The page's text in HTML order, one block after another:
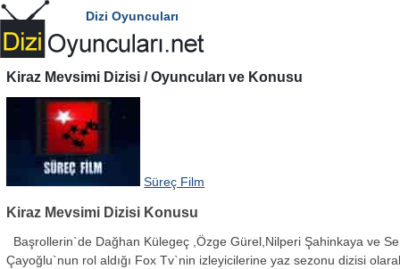
Dizi Oyuncuları
Kiraz Mevsimi Dizisi / Oyuncuları ve Konusu
Süreç Film
Kiraz Mevsimi Dizisi Konusu
Başrollerin`de Dağhan Külegeç ,Özge Gürel,Nilperi Şahinkaya ve
Çayoğlu`nun rol aldığı Fox Tv`nin izleyicilerine yaz sezonu dizisi